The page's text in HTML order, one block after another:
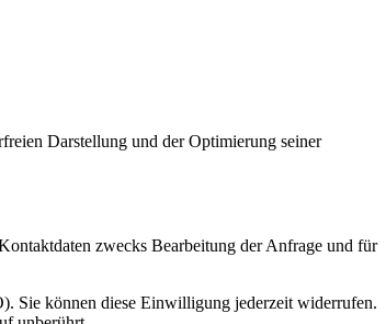
Darstellung und der Optimierung seiner
zwecks Bearbeitung der Anfrage und für
Sie können diese Einwilligung jederzeit widerrufen.